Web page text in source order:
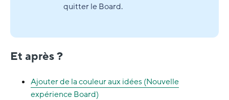
quitter le Board.
Et après ?
Ajouter de la couleur aux idées (Nouvelle
expérience Board)